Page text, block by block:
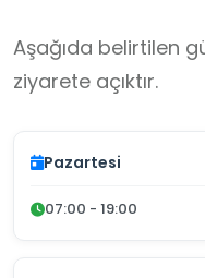
Aşağıda belirtilen
ziyarete açıktır.
Pazartesi
07:00 - 19:00